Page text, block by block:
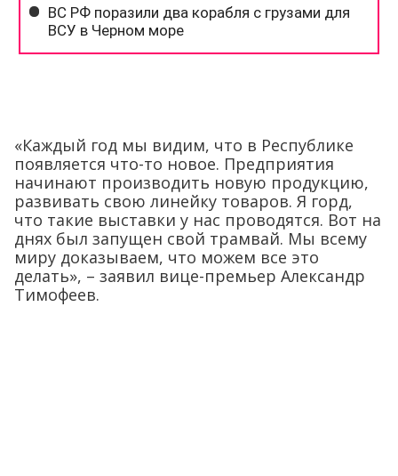
«Каждый год мы видим, что в Республике
появляется что-то новое. Предприятия
начинают производить новую продукцию,
развивать свою линейку товаров. Я горд,
что такие выставки у нас проводятся. Вот на
днях был запущен свой трамвай. Мы всему
миру доказываем, что можем все это
делать», – заявил вице-премьер Александр
Тимофеев.